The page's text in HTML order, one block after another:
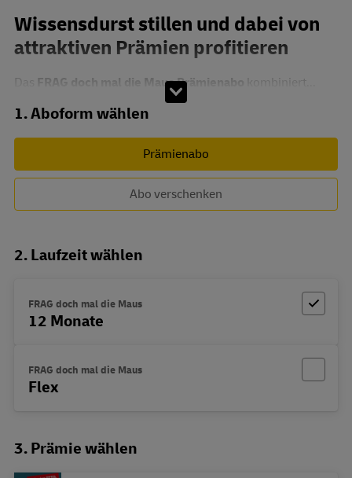
Wissensdurst stillen und dabei von
attraktiven Prämien profitieren
Das FRAG doch mal die Maus Prämienabo kombiniert...
Abo zusammenstellen
1. Aboform wählen
Prämienabo
Abo verschenken
2. Laufzeit wählen
FRAG doch mal die Maus
12 Monate
FRAG doch mal die Maus
Flex
3. Prämie wählen